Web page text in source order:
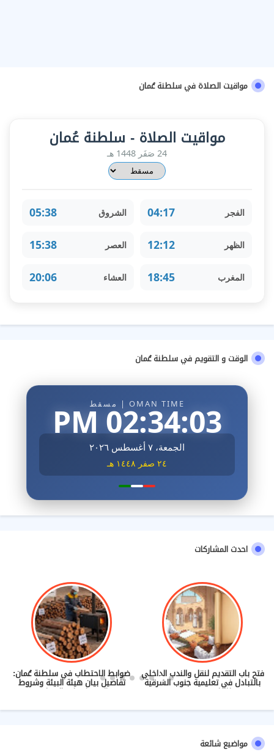
مواقيت الصلاة في سلطنة عُمان
مواقيت الصلاة - سلطنة عُمان
24 صَفَر 1448 هـ
الفجر 04:17 الشروق 05:38
الظهر 12:12 العصر 15:38
المغرب 18:45 العشاء 20:06
الوقت و التقويم في سلطنة عُمان
OMAN TIME | مسقط
02:34:04 PM
الجمعة، ٧ أغسطس ٢٠٢٦
٢٤ صفر ١٤٤٨ هـ
احدث المشاركات
فتح باب التقديم لنقل والندب الداخلي
بالتبادل في تعليمية جنوب الشرقية
للعام 2026/2027
ضوابط الاحتطاب في سلطنة عُمان:
تفاصيل بيان هيئة البيئة وشروط
الحصول على التصاريح
مواضيع شائعة